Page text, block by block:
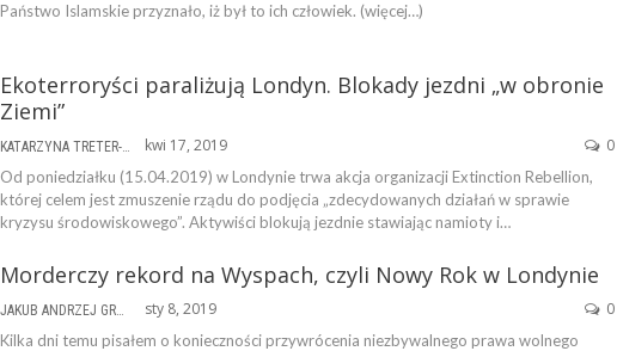
Państwo Islamskie przyznało, iż był to ich człowiek. (więcej…)
Ekoterroryści paraliżują Londyn. Blokady jezdni „w obronie
Ziemi”
kwi 17, 2019 0
Od poniedziałku (15.04.2019) w Londynie trwa akcja organizacji Extinction Rebellion,
której celem jest zmuszenie rządu do podjęcia „zdecydowanych działań w sprawie
kryzysu środowiskowego”. Aktywiści blokują jezdnie stawiając namioty i…
Morderczy rekord na Wyspach, czyli Nowy Rok w Londynie
sty 8, 2019 0
Kilka dni temu pisałem o konieczności przywrócenia niezbywalnego prawa wolnego